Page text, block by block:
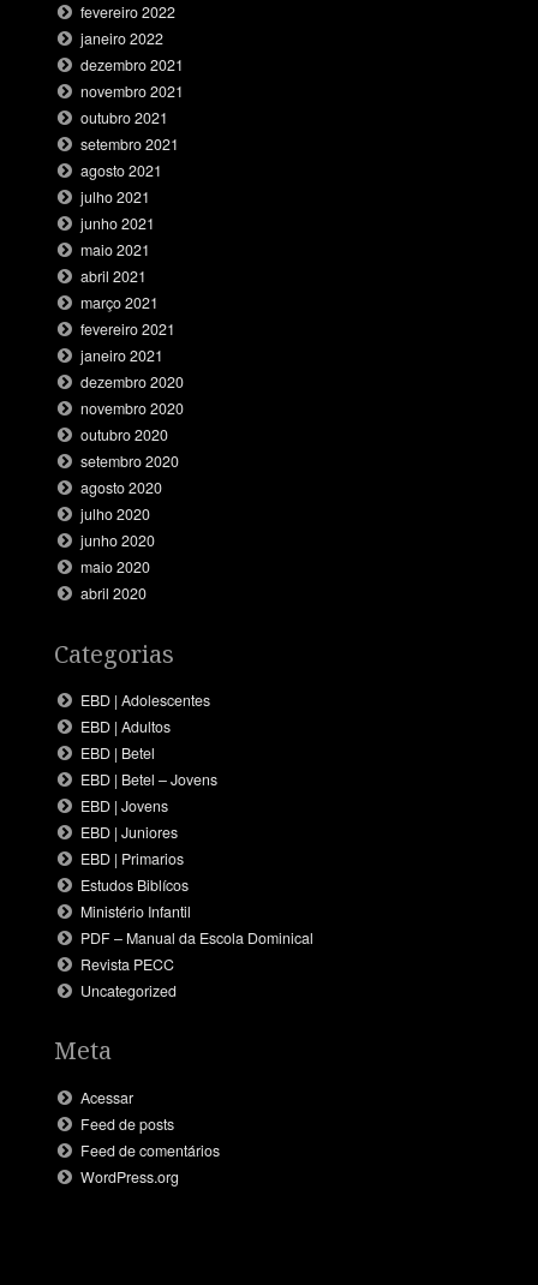
fevereiro 2022
janeiro 2022
dezembro 2021
novembro 2021
outubro 2021
setembro 2021
agosto 2021
julho 2021
junho 2021
maio 2021
abril 2021
março 2021
fevereiro 2021
janeiro 2021
dezembro 2020
novembro 2020
outubro 2020
setembro 2020
agosto 2020
julho 2020
junho 2020
maio 2020
abril 2020
Categorias
EBD | Adolescentes
EBD | Adultos
EBD | Betel
EBD | Betel – Jovens
EBD | Jovens
EBD | Juniores
EBD | Primarios
Estudos Biblícos
Ministério Infantil
PDF – Manual da Escola Dominical
Revista PECC
Uncategorized
Meta
Acessar
Feed de posts
Feed de comentários
WordPress.org